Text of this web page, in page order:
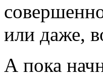
или даже,
А пока